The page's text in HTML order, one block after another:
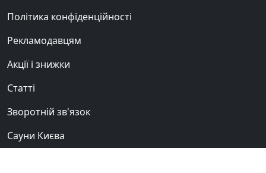
Політика конфіденційності
Рекламодавцям
Акції і знижки
Статті
Зворотній зв'язок
Сауни Києва